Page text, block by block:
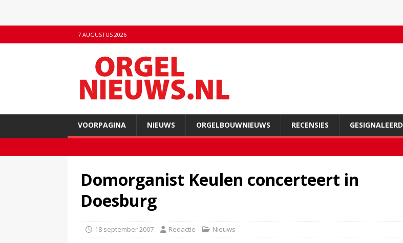
7 AUGUSTUS 2026
VOORPAGINA NIEUWS ORGELBOUWNIEUWS RECENSIES GESIGNALEERD
Domorganist Keulen concerteert in
Doesburg
18 september 2007 Redactie Nieuws